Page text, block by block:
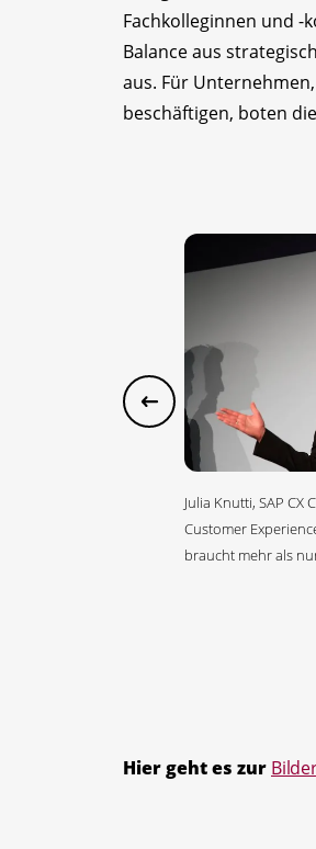
Fachkolleginnen und -
Balance aus
aus. Für
beschäftigen, boten
Julia Knutti, SAP CX
Customer
braucht mehr als
Hier geht es zur